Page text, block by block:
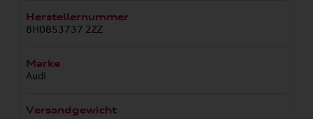
Herstellernummer
8H0853737 2ZZ
Marke
Audi
Versandgewicht